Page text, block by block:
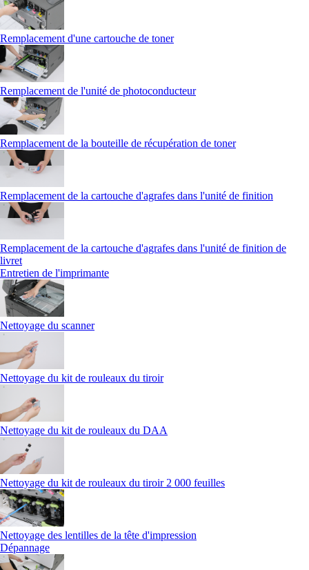
Remplacement d'une cartouche de toner
Remplacement de l'unité de photoconducteur
Remplacement de la bouteille de récupération de toner
Remplacement de la cartouche d'agrafes dans l'unité de finition
Remplacement de la cartouche d'agrafes dans l'unité de finition de
livret
Entretien de l'imprimante
Nettoyage du scanner
Nettoyage du kit de rouleaux du tiroir
Nettoyage du kit de rouleaux du DAA
Nettoyage du kit de rouleaux du tiroir 2 000 feuilles
Nettoyage des lentilles de la tête d'impression
Dépannage